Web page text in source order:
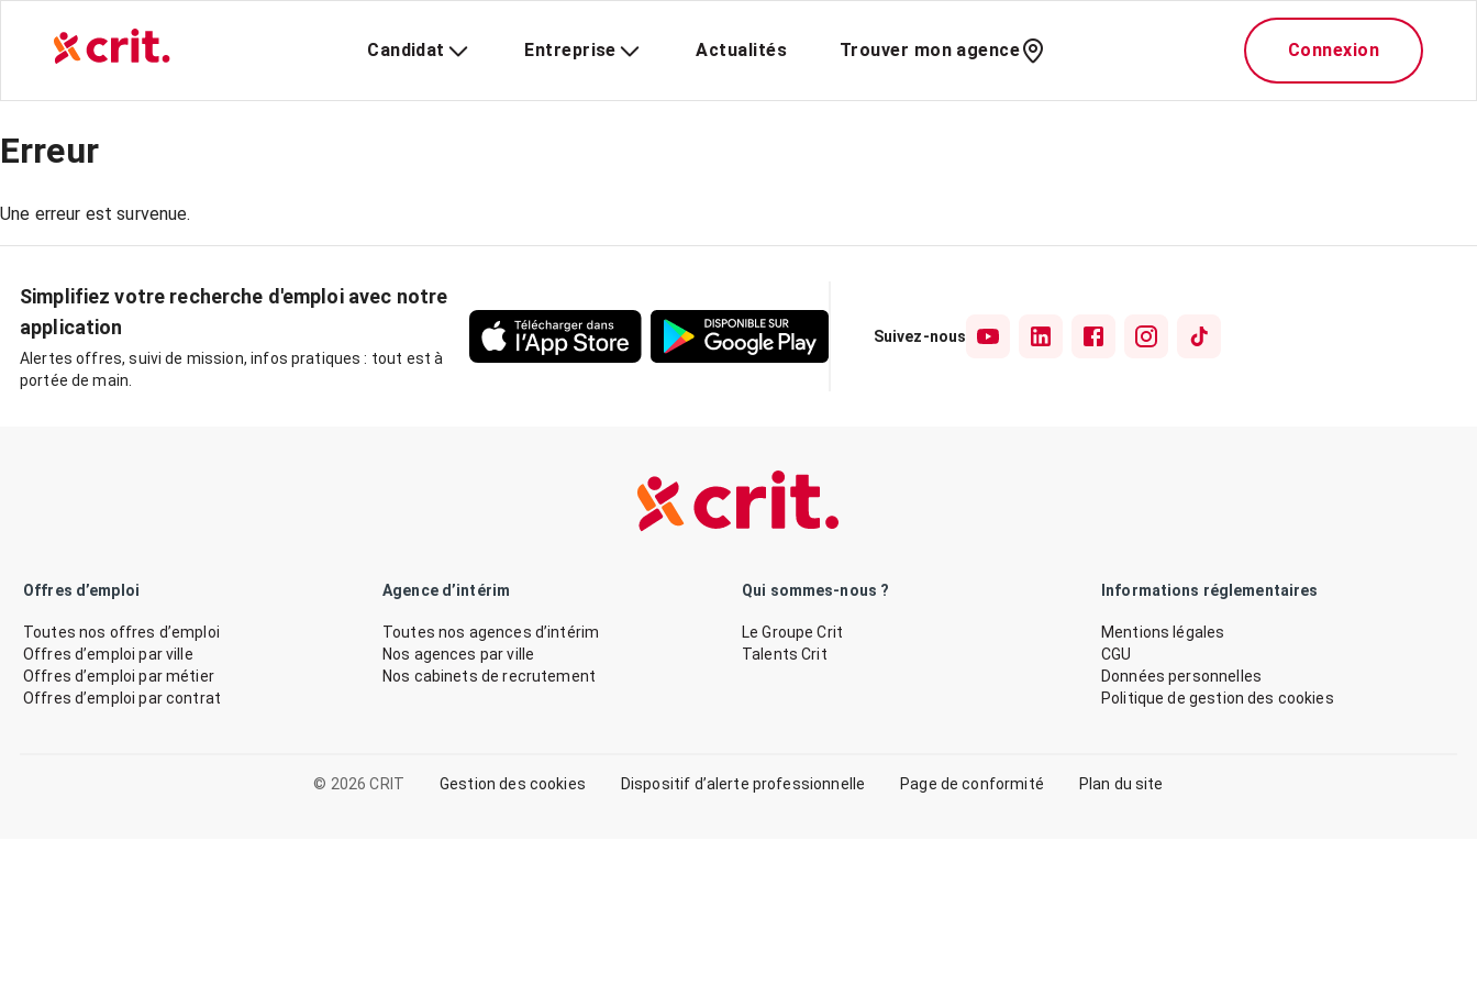
Candidat Entreprise Actualités Trouver mon agence Connexion
Erreur
Une erreur est survenue.
Simplifiez votre recherche d'emploi avec notre
application
Alertes offres, suivi de mission, infos pratiques : tout est à
portée de main.
Suivez-nous
Offres d’emploi
Toutes nos offres d’emploi
Offres d’emploi par ville
Offres d’emploi par métier
Offres d’emploi par contrat
Agence d’intérim
Toutes nos agences d’intérim
Nos agences par ville
Nos cabinets de recrutement
Qui sommes-nous ?
Le Groupe Crit
Talents Crit
Informations réglementaires
Mentions légales
CGU
Données personnelles
Politique de gestion des cookies
© 2026 CRIT Gestion des cookies Dispositif d’alerte professionnelle Page de conformité Plan du site